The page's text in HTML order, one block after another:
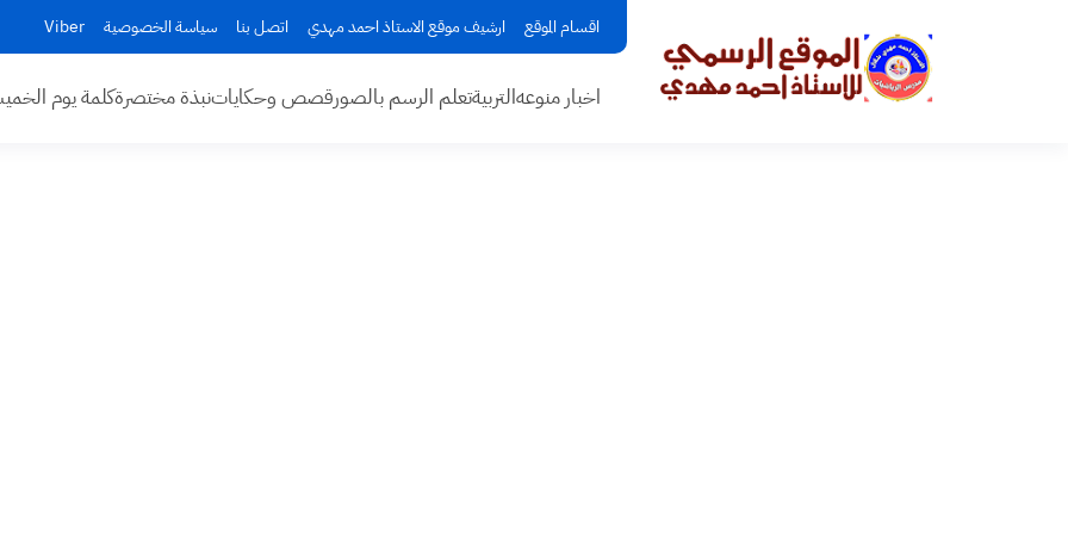
اقسام الموقع ارشيف موقع الاستاذ احمد مهدي اتصل بنا سياسة الخصوصية Viber
اخبار منوعهالتربيةتعلم الرسم بالصورقصص وحكاياتنبذة مختصرةكلمة يوم